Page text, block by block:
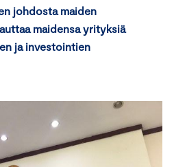
johdosta maiden
maidensa yrityksiä
ja investointien